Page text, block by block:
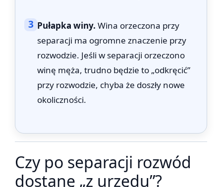
3 Pułapka winy. Wina orzeczona przy
separacji ma ogromne znaczenie przy
rozwodzie. Jeśli w separacji orzeczono
winę męża, trudno będzie to „odkręcić”
przy rozwodzie, chyba że doszły nowe
okoliczności.
Czy po separacji rozwód
dostanę „z urzędu”?